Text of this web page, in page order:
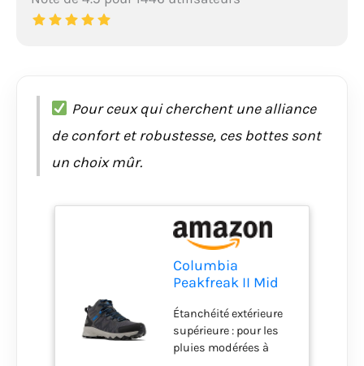
Pour ceux qui cherchent une alliance
de confort et robustesse, ces bottes sont
un choix mûr.
Columbia
Peakfreak II Mid
Gris foncé/Noir
2024, 8.5 Wide
Étanchéité extérieure
supérieure : pour les
pluies modérées à